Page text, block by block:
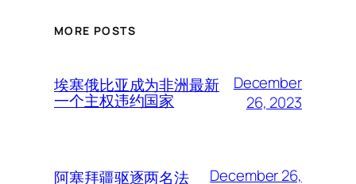
MORE POSTS
埃塞俄比亚成为非洲最新
一个主权违约国家
December
26, 2023
阿塞拜疆驱逐两名法
December 26,